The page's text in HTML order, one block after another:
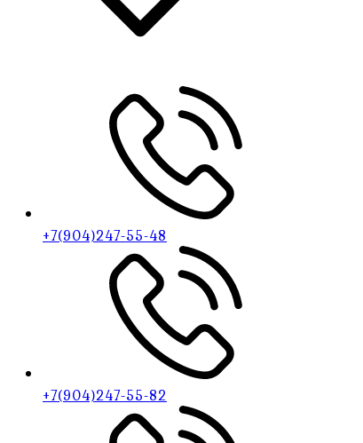
+7(904)247-55-48
+7(904)247-55-82